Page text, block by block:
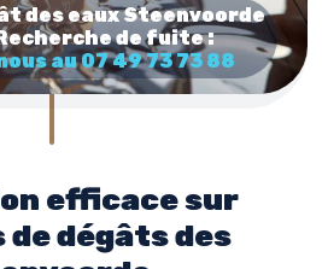
des eaux Steenvoorde
de fuite :
au 07 49 73 73 88
efficace sur
dégâts des